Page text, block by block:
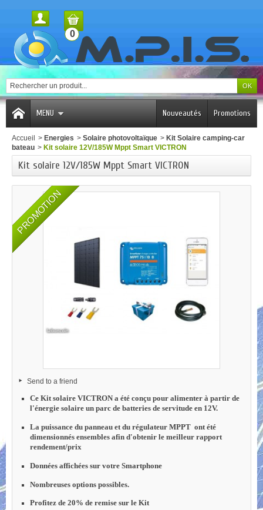
0
MENU Promotions
Nouveautés
Accueil > Energies > Solaire photovoltaïque > Kit Solaire camping-car
bateau > Kit solaire 12V/185W Mppt Smart VICTRON
Kit solaire 12V/185W Mppt Smart VICTRON
PROMOTION
Send to a friend
Ce Kit solaire VICTRON a été conçu pour alimenter à partir de
l'énergie solaire un parc de batteries de servitude en 12V.
La puissance du panneau et du régulateur MPPT ont été
dimensionnés ensembles afin d'obtenir le meilleur rapport
rendement/prix
Données affichées sur votre Smartphone
Nombreuses options possibles.
Profitez de 20% de remise sur le Kit